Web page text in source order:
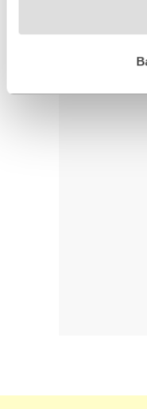
fitxategiak erabiltzen
esplizitua ematen